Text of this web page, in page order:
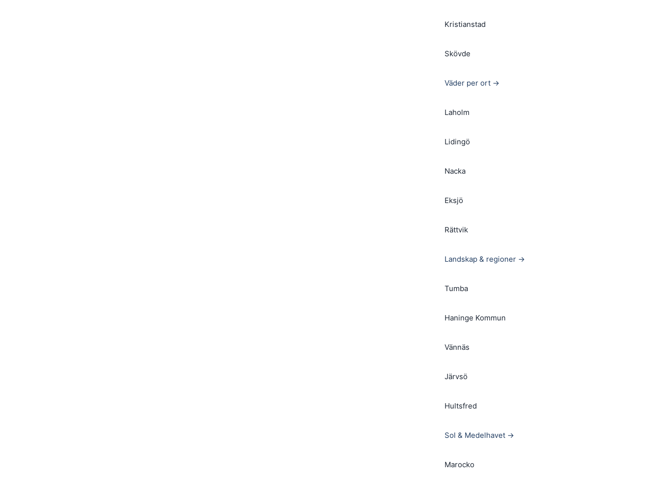
Kristianstad
Skövde
Väder per ort →
Laholm
Lidingö
Nacka
Eksjö
Rättvik
Landskap & regioner →
Tumba
Haninge Kommun
Vännäs
Järvsö
Hultsfred
Sol & Medelhavet →
Marocko